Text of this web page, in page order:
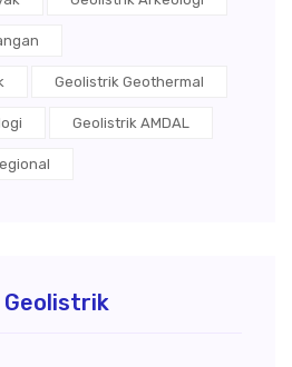
Geolistrik Geothermal
Geolistrik AMDAL
Geolistrik